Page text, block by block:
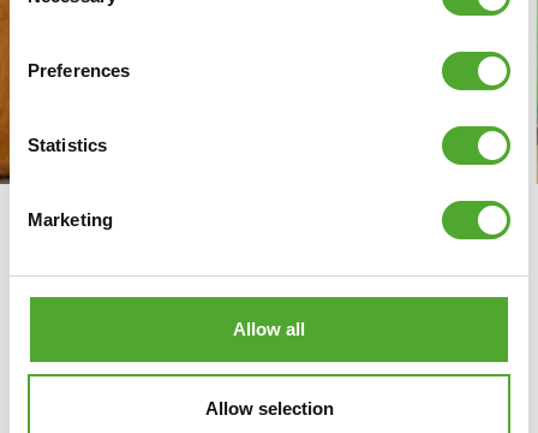
Preferences
Statistics
Marketing
Allow all
Allow selection
WAAROM SPORTSCHOOL STÄRK
FITNESSAPPARATUUR
‘Je hoeft eigenlijk nergens anders meer te zoeken,
want er is gewoon alles.’ Dat is hoe Frits Kok, één
van de eigenaren van sportschool Stärk, het aanbod